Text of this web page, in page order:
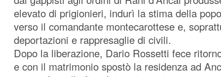
elevato di prigionieri, indurì la stima della
verso il comandante montecarottese e,
deportazioni e rappresaglie di civili.
Dopo la liberazione, Dario Rossetti fece
e con il matrimonio spostò la residenza ad